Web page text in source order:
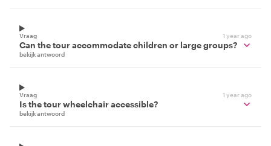
Vraag 1 year ago
Can the tour accommodate children or large groups?
bekijk antwoord
Vraag 1 year ago
Is the tour wheelchair accessible?
bekijk antwoord